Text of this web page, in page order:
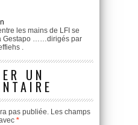
les mains de LFI se
Gestapo ……dirigés par
.
UN
pas publiée. Les champs
*